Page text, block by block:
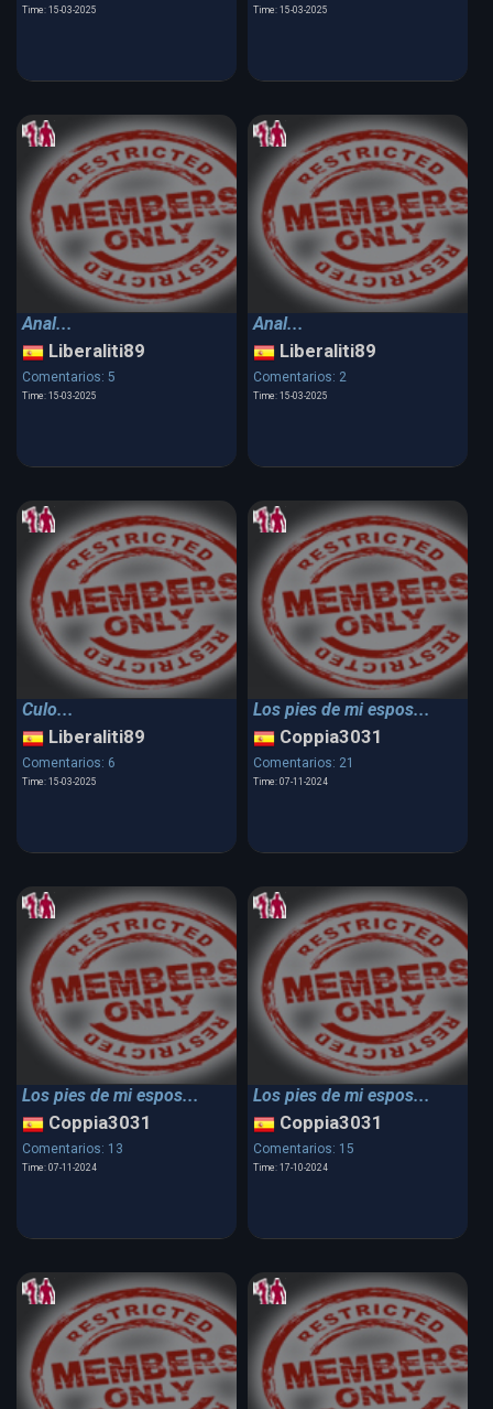
Time: 15-03-2025 Time: 15-03-2025
Anal...
Liberaliti89
Comentarios: 5
Time: 15-03-2025
Anal...
Liberaliti89
Comentarios: 2
Time: 15-03-2025
Culo...
Liberaliti89
Comentarios: 6
Time: 15-03-2025
Los pies de mi espos...
Coppia3031
Comentarios: 21
Time: 07-11-2024
Los pies de mi espos...
Coppia3031
Comentarios: 13
Time: 07-11-2024
Los pies de mi espos...
Coppia3031
Comentarios: 15
Time: 17-10-2024